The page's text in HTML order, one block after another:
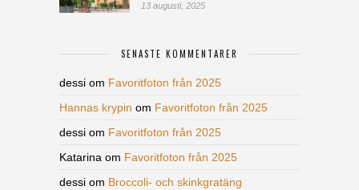
13 augusti, 2025
SENASTE KOMMENTARER
dessi om Favoritfoton från 2025
Hannas krypin om Favoritfoton från 2025
dessi om Favoritfoton från 2025
Katarina om Favoritfoton från 2025
dessi om Broccoli- och skinkgratäng